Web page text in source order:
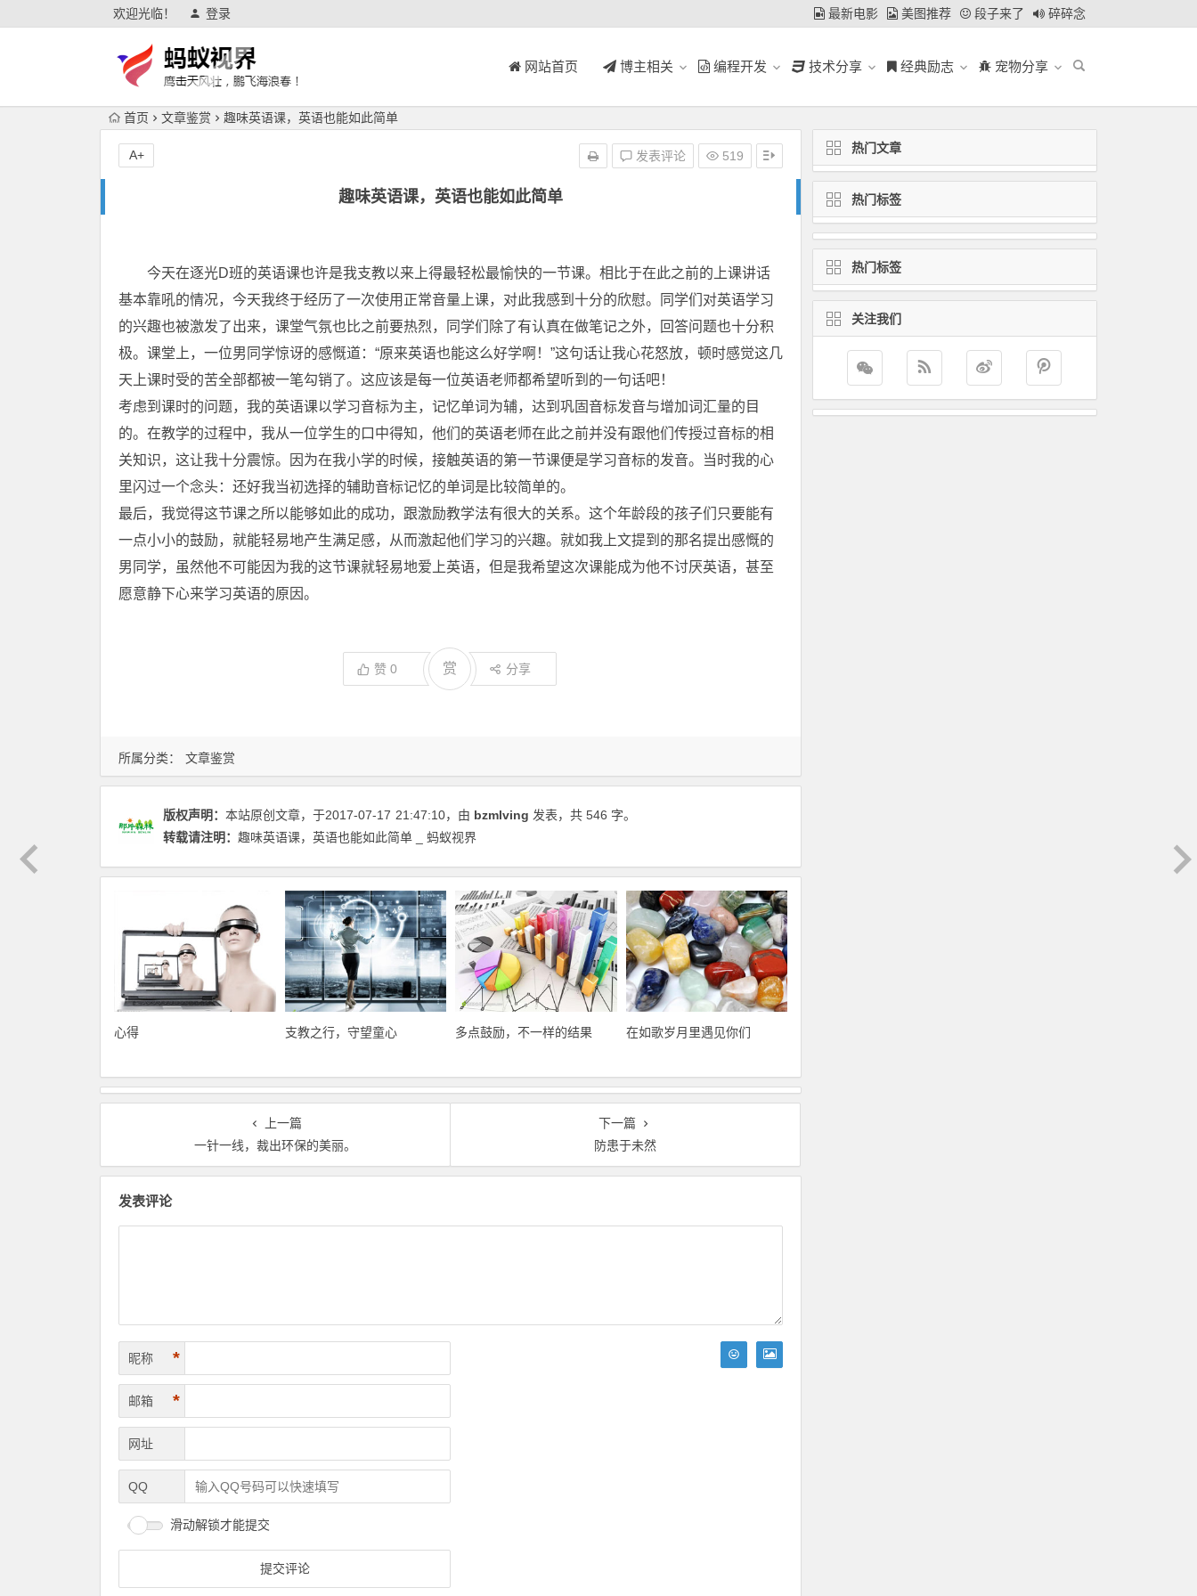
欢迎光临！ 登录 最新电影 美图推荐 段子来了 碎碎念
网站首页 博主相关 编程开发 技术分享 经典励志 宠物分享
首页 文章鉴赏 趣味英语课，英语也能如此简单
趣味英语课，英语也能如此简单
发表评论 519
A+
所属分类： 文章鉴赏
今天在逐光D班的英语课也许是我支教以来上得最轻松最愉快的一节课。相比于在此之前的上课讲话
基本靠吼的情况，今天我终于经历了一次使用正常音量上课，对此我感到十分的欣慰。同学们对英语学习
的兴趣也被激发了出来，课堂气氛也比之前要热烈，同学们除了有认真在做笔记之外，回答问题也十分积
极。课堂上，一位男同学惊讶的感慨道：“原来英语也能这么好学啊！”这句话让我心花怒放，顿时感觉这几
天上课时受的苦全部都被一笔勾销了。这应该是每一位英语老师都希望听到的一句话吧！
考虑到课时的问题，我的英语课以学习音标为主，记忆单词为辅，达到巩固音标发音与增加词汇量的目
的。在教学的过程中，我从一位学生的口中得知，他们的英语老师在此之前并没有跟他们传授过音标的相
关知识，这让我十分震惊。因为在我小学的时候，接触英语的第一节课便是学习音标的发音。当时我的心
里闪过一个念头：还好我当初选择的辅助音标记忆的单词是比较简单的。
最后，我觉得这节课之所以能够如此的成功，跟激励教学法有很大的关系。这个年龄段的孩子们只要能有
一点小小的鼓励，就能轻易地产生满足感，从而激起他们学习的兴趣。就如我上文提到的那名提出感慨的
男同学，虽然他不可能因为我的这节课就轻易地爱上英语，但是我希望这次课能成为他不讨厌英语，甚至
愿意静下心来学习英语的原因。
赞 0 赏 分享
版权声明： 本站原创文章，于2017-07-17 21:47:10，由 bzmlving 发表，共 546 字。
转载请注明： 趣味英语课，英语也能如此简单 _ 蚂蚁视界
心得 支教之行，守望童心 多点鼓励，不一样的结果 在如歌岁月里遇见你们
上一篇
一针一线，裁出环保的美丽。
下一篇
防患于未然
发表评论
昵称 *
邮箱 *
网址
QQ
滑动解锁才能提交
热门文章
热门标签
热门标签
关注我们